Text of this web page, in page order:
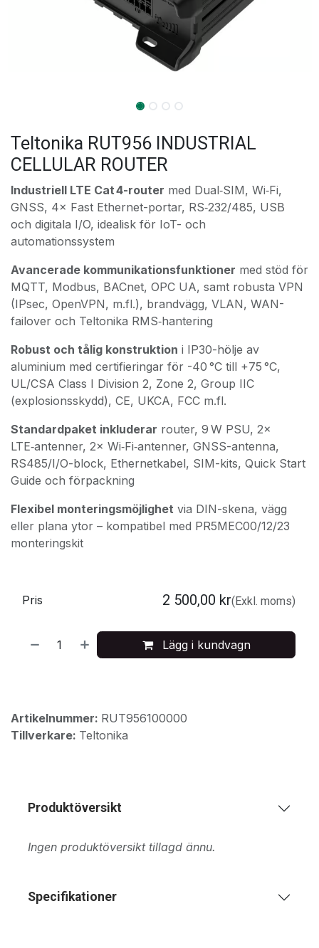
Teltonika RUT956 INDUSTRIAL
CELLULAR ROUTER
Industriell LTE Cat 4-router med Dual‑SIM, Wi‑Fi,
GNSS, 4× Fast Ethernet-portar, RS‑232/485, USB
och digitala I/O, idealisk för IoT- och
automationssystem
Avancerade kommunikationsfunktioner med stöd för
MQTT, Modbus, BACnet, OPC UA, samt robusta VPN
(IPsec, OpenVPN, m.fl.), brandvägg, VLAN, WAN-
failover och Teltonika RMS‑hantering
Robust och tålig konstruktion i IP30-hölje av
aluminium med certifieringar för -40 °C till +75 °C,
UL/CSA Class I Division 2, Zone 2, Group IIC
(explosionsskydd), CE, UKCA, FCC m.fl.
Standardpaket inkluderar router, 9 W PSU, 2×
LTE‑antenner, 2× Wi‑Fi‑antenner, GNSS-antenna,
RS485/I/O-block, Ethernetkabel, SIM-kits, Quick Start
Guide och förpackning
Flexibel monteringsmöjlighet via DIN-skena, vägg
eller plana ytor – kompatibel med PR5MEC00/12/23
monteringskit
Lägg i kundvagn
Pris 2 500,00 kr(Exkl. moms)
Artikelnummer: RUT956100000
Tillverkare: Teltonika
Produktöversikt
Ingen produktöversikt tillagd ännu.
Specifikationer